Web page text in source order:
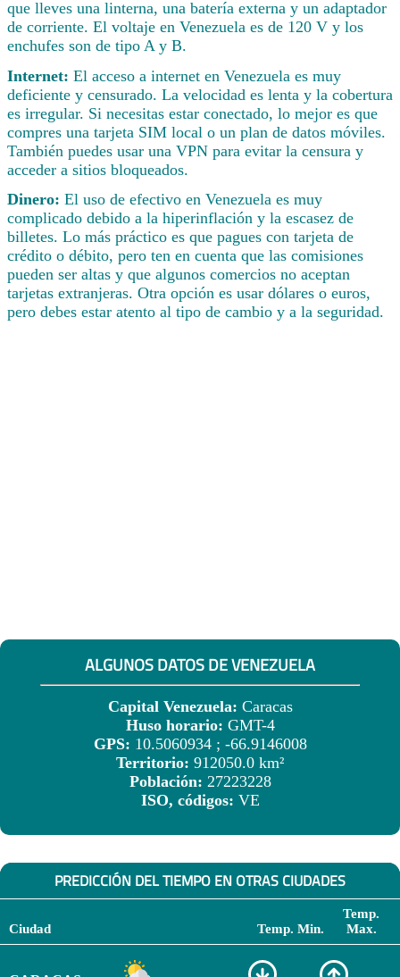
que lleves una linterna, una batería externa y un adaptador
de corriente. El voltaje en Venezuela es de 120 V y los
enchufes son de tipo A y B.
Internet: El acceso a internet en Venezuela es muy
deficiente y censurado. La velocidad es lenta y la cobertura
es irregular. Si necesitas estar conectado, lo mejor es que
compres una tarjeta SIM local o un plan de datos móviles.
También puedes usar una VPN para evitar la censura y
acceder a sitios bloqueados.
Dinero: El uso de efectivo en Venezuela es muy
complicado debido a la hiperinflación y la escasez de
billetes. Lo más práctico es que pagues con tarjeta de
crédito o débito, pero ten en cuenta que las comisiones
pueden ser altas y que algunos comercios no aceptan
tarjetas extranjeras. Otra opción es usar dólares o euros,
pero debes estar atento al tipo de cambio y a la seguridad.
ALGUNOS DATOS DE VENEZUELA
Capital Venezuela: Caracas
Huso horario: GMT-4
GPS: 10.5060934 ; -66.9146008
Territorio: 912050.0 km²
Población: 27223228
ISO, códigos: VE
PREDICCIÓN DEL TIEMPO EN OTRAS CIUDADES
Ciudad Temp. Min.
Temp.
Max.